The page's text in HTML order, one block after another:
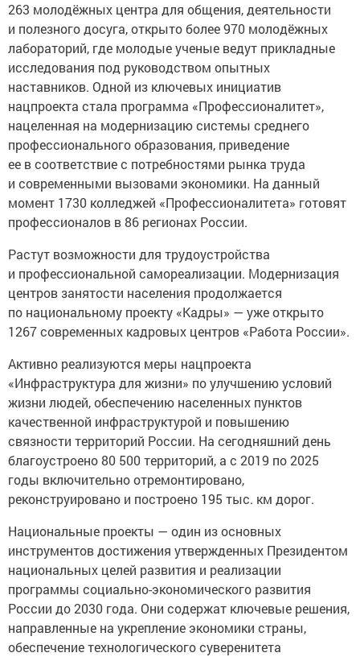
263 молодёжных центра для общения, деятельности
и полезного досуга, открыто более 970 молодёжных
лабораторий, где молодые ученые ведут прикладные
исследования под руководством опытных
наставников. Одной из ключевых инициатив
нацпроекта стала программа «Профессионалитет»,
нацеленная на модернизацию системы среднего
профессионального образования, приведение
ее в соответствие с потребностями рынка труда
и современными вызовами экономики. На данный
момент 1730 колледжей «Профессионалитета» готовят
профессионалов в 86 регионах России.
Растут возможности для трудоустройства
и профессиональной самореализации. Модернизация
центров занятости населения продолжается
по национальному проекту «Кадры» — уже открыто
1267 современных кадровых центров «Работа России».
Активно реализуются меры нацпроекта
«Инфраструктура для жизни» по улучшению условий
жизни людей, обеспечению населенных пунктов
качественной инфраструктурой и повышению
связности территорий России. На сегодняшний день
благоустроено 80 500 территорий, а с 2019 по 2025
годы включительно отремонтировано,
реконструировано и построено 195 тыс. км дорог.
Национальные проекты — один из основных
инструментов достижения утвержденных Президентом
национальных целей развития и реализации
программы социально-экономического развития
России до 2030 года. Они содержат ключевые решения,
направленные на укрепление экономики страны,
обеспечение технологического суверенитета